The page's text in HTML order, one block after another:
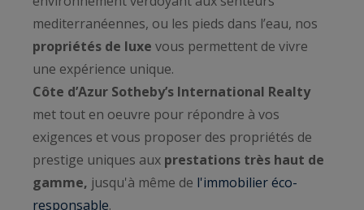
mediterranéennes, ou les pieds dans l’eau, nos
propriétés de luxe vous permettent de vivre
une expérience unique.
Côte d’Azur Sotheby’s International Realty
met tout en oeuvre pour répondre à vos
exigences et vous proposer des propriétés de
prestige uniques aux prestations très haut de
gamme, jusqu'à même de l'immobilier éco-
responsable.